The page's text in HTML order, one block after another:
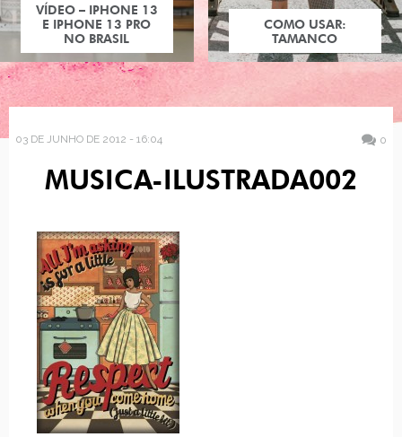
VÍDEO – IPHONE 13
E IPHONE 13 PRO
NO BRASIL
COMO USAR:
TAMANCO
03 DE JUNHO DE 2012 - 16:04 0
MUSICA-ILUSTRADA002